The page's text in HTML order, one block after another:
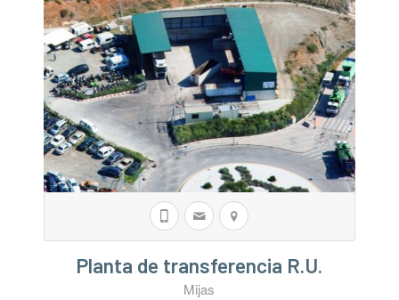
Planta de transferencia R.U.
Mijas